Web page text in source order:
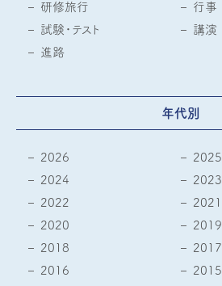
研修旅行
行事
試験・テスト
講演
進路
年代別
2026
2025
2024
2023
2022
2021
2020
2019
2018
2017
2016
2015